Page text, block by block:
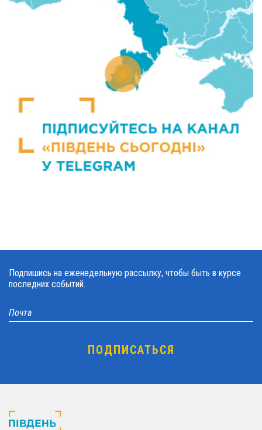
Подпишись на еженедельную рассылку, чтобы быть в курсе
последних событий.